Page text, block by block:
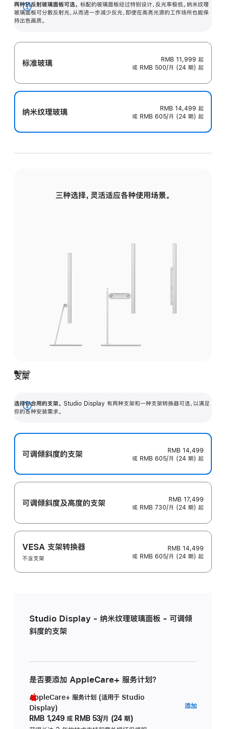
两种抗反射玻璃面板可选。 标配的玻璃面板经过特别设计，反光率极低。纳米纹理
玻璃面板可分散反射光，从而进一步减少反光，即使在高亮光源的工作场所也能保
持出色画质。
展
开
标准玻璃 RMB 11,999 起
或 RMB 500/月 (24 期) 起
纳米纹理玻璃 RMB 14,499 起
或 RMB 605/月 (24 期) 起
三种选择，灵活适应各种使用场景。
支架
选择你合用的支架。 Studio Display 有两种支架和一种支架转换器可选，以满足
你的各种安装需求。
展
可调倾斜度的支架
RMB 14,499
或 RMB 605/月 (24 期) 起
可调倾斜度及高‍度的支‍架
RMB 17,499
或 RMB 730/月 (24 期) 起
VESA 支架转换器
不含支架
RMB 14,499
或 RMB 605/月 (24 期) 起
Studio Display - 纳米纹理玻璃面板 - 可调倾
斜度的支架
是否要添加 AppleCare+ 服务计划？
AppleCare+ 服务计划 (适用于 Studio
Display)
RMB 1,249 或 RMB 53/月 (24 期)
添加